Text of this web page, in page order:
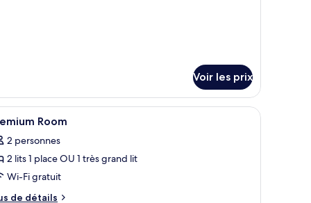
Voir les prix
Une salle de bain moderne avec une
2 Room
2 personnes
2 lits 1 place OU 1 très grand lit
Wi-Fi gratuit
de détails